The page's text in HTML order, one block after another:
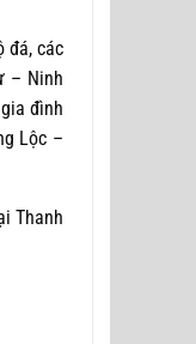
đá, các
– Ninh
đình
Lộc –
Thanh